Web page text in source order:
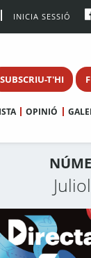
INICIA SESSIÓ
SUBSCRIU-T'HI
OPINIÓ